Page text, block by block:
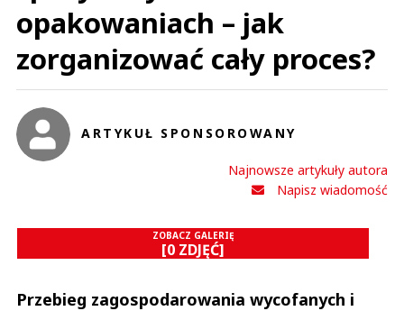
opakowaniach – jak
zorganizować cały proces?
ARTYKUŁ SPONSOROWANY
Najnowsze artykuły autora
Napisz wiadomość
ZOBACZ GALERIĘ
[0 ZDJĘĆ]
Przebieg zagospodarowania wycofanych i